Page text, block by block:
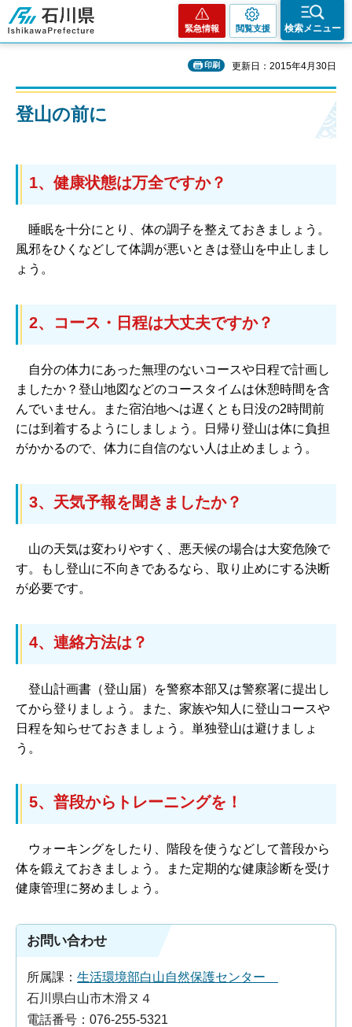
石川県
緊急情報 閲覧支援 検索メニュー
印刷 更新日：2015年4月30日
登山の前に
1、健康状態は万全ですか？
睡眠を十分にとり、体の調子を整えておきましょう。
風邪をひくなどして体調が悪いときは登山を中止しまし
ょう。
2、コース・日程は大丈夫ですか？
自分の体力にあった無理のないコースや日程で計画し
ましたか？登山地図などのコースタイムは休憩時間を含
んでいません。また宿泊地へは遅くとも日没の2時間前
には到着するようにしましょう。日帰り登山は体に負担
がかかるので、体力に自信のない人は止めましょう。
3、天気予報を聞きましたか？
山の天気は変わりやすく、悪天候の場合は大変危険で
す。もし登山に不向きであるなら、取り止めにする決断
が必要です。
4、連絡方法は？
登山計画書（登山届）を警察本部又は警察署に提出し
てから登りましょう。また、家族や知人に登山コースや
日程を知らせておきましょう。単独登山は避けましょ
う。
5、普段からトレーニングを！
ウォーキングをしたり、階段を使うなどして普段から
体を鍛えておきましょう。また定期的な健康診断を受け
健康管理に努めましょう。
お問い合わせ
所属課： 生活環境部白山自然保護センター
石川県白山市木滑ヌ４
電話番号：076-255-5321